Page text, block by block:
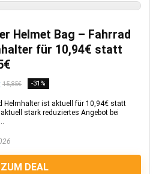
Helmet Bag – Fahrrad
für 10,94€ statt
15,85€ -31%
Helmhalter ist aktuell für 10,94€ statt
stark reduziertes Angebot bei
ZUM DEAL